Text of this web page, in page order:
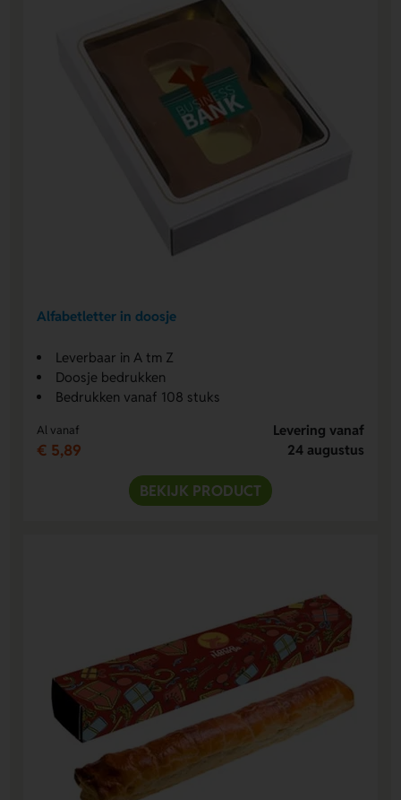
Alfabetletter in doosje
Leverbaar in A tm Z
Doosje bedrukken
Bedrukken vanaf 108 stuks
Al vanaf
€ 5,89
Levering vanaf
24 augustus
BEKIJK PRODUCT